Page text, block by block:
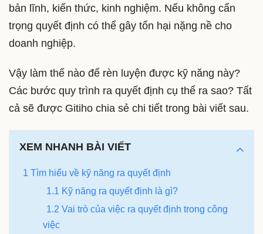
bản lĩnh, kiến thức, kinh nghiệm. Nếu không cẩn
trọng quyết định có thể gây tổn hại nặng nề cho
doanh nghiệp.
Vậy làm thế nào để rèn luyện được kỹ năng này?
Các bước quy trình ra quyết định cụ thể ra sao? Tất
cả sẽ được Gitiho chia sẻ chi tiết trong bài viết sau.
XEM NHANH BÀI VIẾT
1 Tìm hiểu về kỹ năng ra quyết định
1.1 Kỹ năng ra quyết định là gì?
1.2 Vai trò của việc ra quyết định trong công
việc